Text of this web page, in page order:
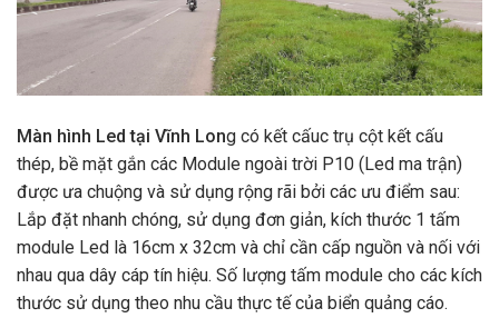
Màn hình Led tại Vĩnh Long có kết cấuc trụ cột kết cấu
thép, bề mặt gắn các Module ngoài trời P10 (Led ma trận)
được ưa chuộng và sử dụng rộng rãi bởi các ưu điểm sau:
Lắp đặt nhanh chóng, sử dụng đơn giản, kích thước 1 tấm
module Led là 16cm x 32cm và chỉ cần cấp nguồn và nối với
nhau qua dây cáp tín hiệu. Số lượng tấm module cho các kích
thước sử dụng theo nhu cầu thực tế của biển quảng cáo.